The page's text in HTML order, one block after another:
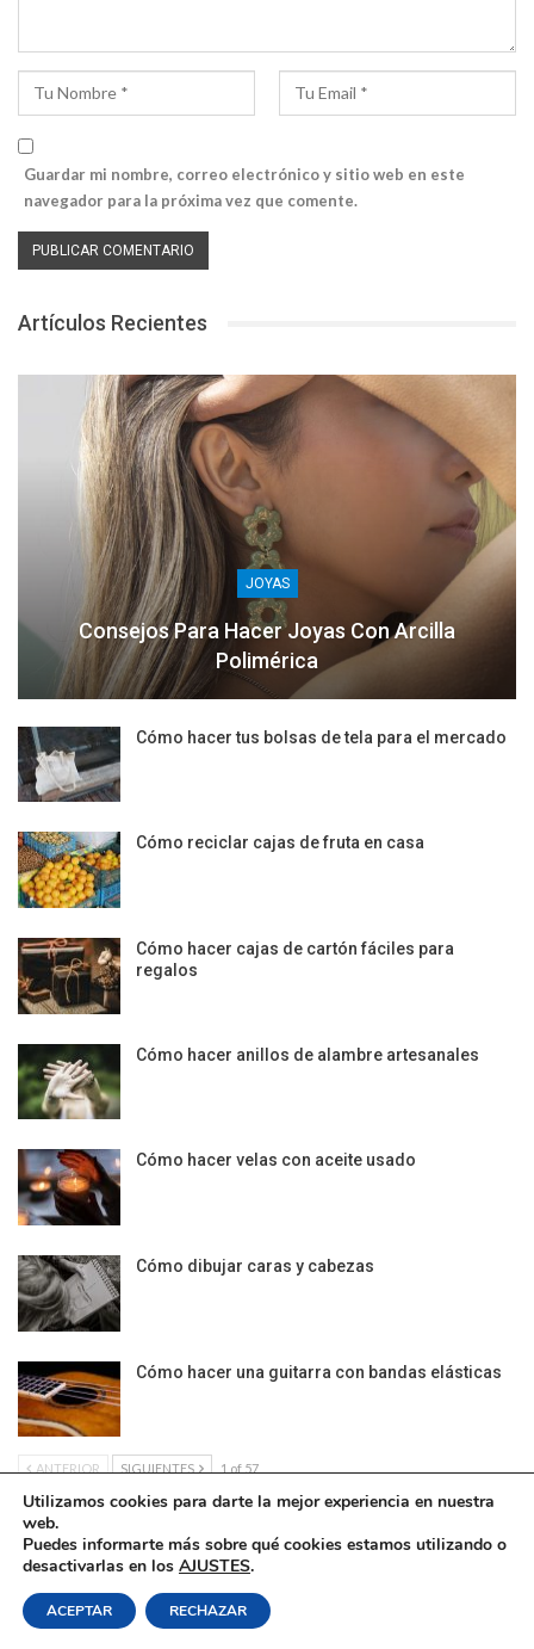
Guardar mi nombre, correo electrónico y sitio web en este
navegador para la próxima vez que comente.
Artículos Recientes
JOYAS
Consejos Para Hacer Joyas Con Arcilla
Polimérica
Cómo hacer tus bolsas de tela para el mercado
Cómo reciclar cajas de fruta en casa
Cómo hacer cajas de cartón fáciles para
regalos
Cómo hacer anillos de alambre artesanales
Cómo hacer velas con aceite usado
Cómo dibujar caras y cabezas
Cómo hacer una guitarra con bandas elásticas
ANTERIOR SIGUIENTES 1 of 57
Contacto
Utilizamos cookies para darte la mejor experiencia en nuestra
web.
Puedes informarte más sobre qué cookies estamos utilizando o
desactivarlas en los AJUSTES.
ACEPTAR RECHAZAR